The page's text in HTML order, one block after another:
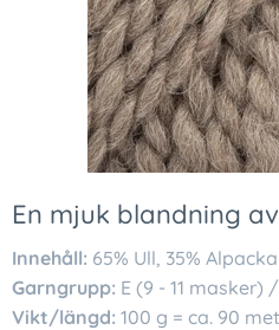
En mjuk blandning
Innehåll: 65% Ull, 35% Alpacka
Garngrupp: E (9 - 11
Vikt/längd: 100 g = ca. 90